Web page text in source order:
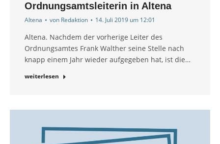
Ordnungsamtsleiterin in Altena
Altena von Redaktion 14. Juli 2019 um 12:01
Altena. Nachdem der vorherige Leiter des
Ordnungsamtes Frank Walther seine Stelle nach
knapp einem Jahr wieder aufgegeben hat, ist die…
weiterlesen